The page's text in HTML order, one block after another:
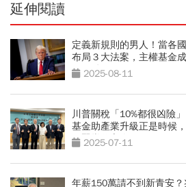
延伸閱讀
定義新規則的男人！當各
布局３大法案，主權基金
要關鍵
2025-08-11
川普關稅「10%都很凶險
基金助產業升級正是時候
子賢當代言人
2025-07-11
年薪150萬請不到新青安